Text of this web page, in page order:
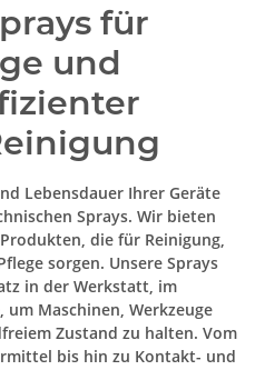
für
und
Lebensdauer Ihrer Geräte
Sprays. Wir bieten
die für Reinigung,
sorgen. Unsere Sprays
in der Werkstatt, im
Maschinen, Werkzeuge
Zustand zu halten. Vom
bis hin zu Kontakt- und